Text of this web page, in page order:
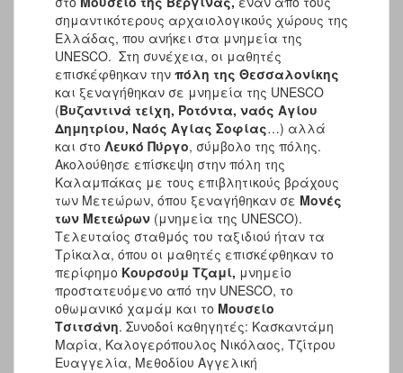
σημαντικότερους αρχαιολογικούς χώρους της
Ελλάδας, που ανήκει στα μνημεία της
UNESCO. Στη συνέχεια, οι μαθητές
επισκέφθηκαν την πόλη της Θεσσαλονίκης
και ξεναγήθηκαν σε μνημεία της UNESCO
(Βυζαντινά τείχη, Ροτόντα, ναός Αγίου
Δημητρίου, Ναός Αγίας Σοφίας…) αλλά
και στο Λευκό Πύργο, σύμβολο της πόλης.
Ακολούθησε επίσκεψη στην πόλη της
Καλαμπάκας με τους επιβλητικούς βράχους
των Μετεώρων, όπου ξεναγήθηκαν σε Μονές
των Μετεώρων (μνημεία της UNESCO).
Τελευταίος σταθμός του ταξιδιού ήταν τα
Τρίκαλα, όπου οι μαθητές επισκέφθηκαν το
περίφημο Κουρσούμ Τζαμί, μνημείο
προστατευόμενο από την UNESCO, το
οθωμανικό χαμάμ και το Μουσείο
Τσιτσάνη. Συνοδοί καθηγητές: Κασκαντάμη
Μαρία, Καλογερόπουλος Νικόλαος, Τζίτρου
Ευαγγελία, Μεθοδίου Αγγελική